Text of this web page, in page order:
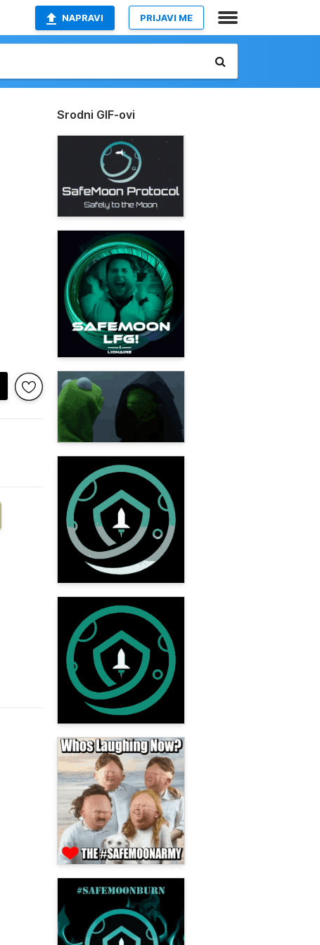
NAPRAVI PRIJAVI ME
Srodni GIF-ovi